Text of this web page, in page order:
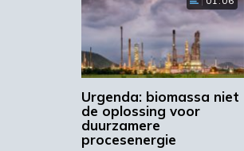
Urgenda: biomassa niet
de oplossing voor
duurzamere
procesenergie